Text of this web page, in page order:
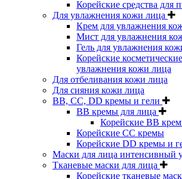
Корейские средства для
Для увлажнения кожи лица
Крем для увлажнения
Мист для увлажнения
Гель для увлажнения
Корейские
увлажнения кожи лица
Для отбеливания кожи лица
Для сияния кожи лица
BB, CC, DD кремы и гели
BB кремы для лица
Корейские BB
Корейские CC кремы
Корейские DD кремы и
Маски для лица интенсивный
Тканевые маски для лица
Корейские тканевые